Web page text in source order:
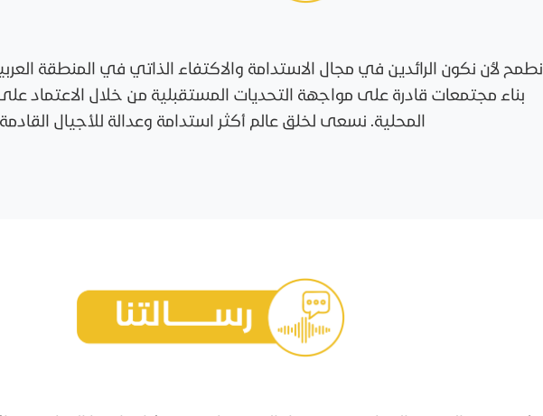
نطمح لأن نكون الرائدين في مجال الاستدامة والاكتفاء الذاتي في المنطقة
بناء مجتمعات قادرة على مواجهة التحديات المستقبلية من خلال الاعتماد على
المحلية. نسعى لخلق عالم أكثر استدامة وعدالة للأجيال القادمة.